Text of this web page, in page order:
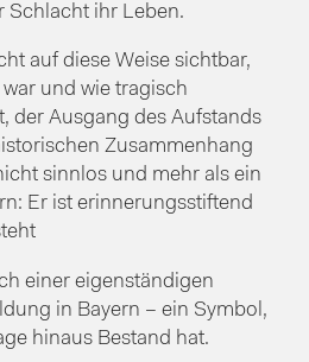
Schlacht ihr Leben.
auf diese Weise sichtbar,
und wie tragisch
der Ausgang des Aufstands
Zusammenhang
sinnlos und mehr als ein
Er ist erinnerungsstiftend
einer eigenständigen
in Bayern – ein Symbol,
hinaus Bestand hat.